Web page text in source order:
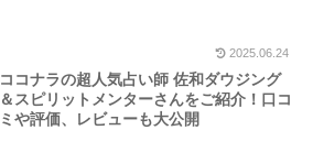
2025.06.24
ココナラの超人気占い師 佐和ダウジング
＆スピリットメンターさんをご紹介！口コ
ミや評価、レビューも大公開